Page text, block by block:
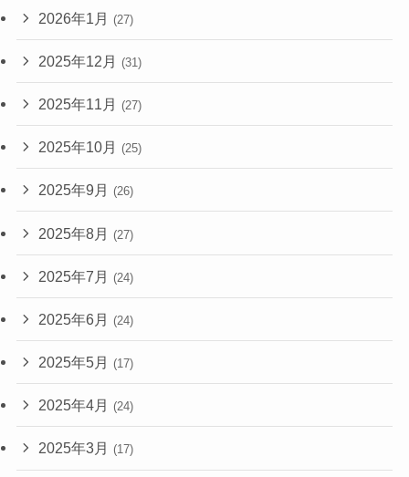
2026年1月 (27)
2025年12月 (31)
2025年11月 (27)
2025年10月 (25)
2025年9月 (26)
2025年8月 (27)
2025年7月 (24)
2025年6月 (24)
2025年5月 (17)
2025年4月 (24)
2025年3月 (17)